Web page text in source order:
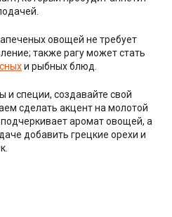
овощей не требует
также рагу может стать
и рыбных блюд.
специи, создавайте свой
сделать акцент на молотой
аромат овощей, а
добавить грецкие орехи и